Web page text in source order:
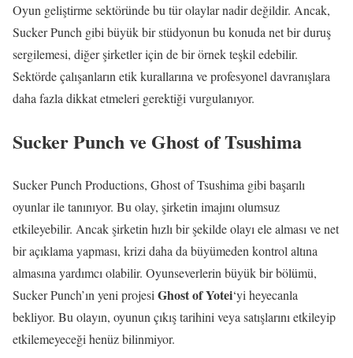
Oyun geliştirme sektöründe bu tür olaylar nadir değildir. Ancak,
Sucker Punch gibi büyük bir stüdyonun bu konuda net bir duruş
sergilemesi, diğer şirketler için de bir örnek teşkil edebilir.
Sektörde çalışanların etik kurallarına ve profesyonel davranışlara
daha fazla dikkat etmeleri gerektiği vurgulanıyor.
Sucker Punch ve Ghost of Tsushima
Sucker Punch Productions, Ghost of Tsushima gibi başarılı
oyunlar ile tanınıyor. Bu olay, şirketin imajını olumsuz
etkileyebilir. Ancak şirketin hızlı bir şekilde olayı ele alması ve net
bir açıklama yapması, krizi daha da büyümeden kontrol altına
almasına yardımcı olabilir. Oyunseverlerin büyük bir bölümü,
Sucker Punch’ın yeni projesi Ghost of Yotei‘yi heyecanla
bekliyor. Bu olayın, oyunun çıkış tarihini veya satışlarını etkileyip
etkilemeyeceği henüz bilinmiyor.